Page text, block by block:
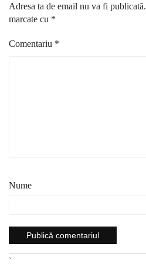
Adresa ta de email nu va fi publicată.
marcate cu *
Comentariu *
Nume
`